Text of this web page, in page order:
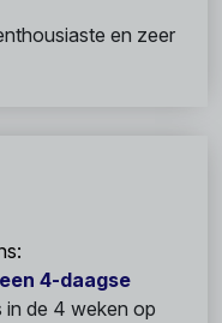
en zeer
4-daagse
in de 4 weken op